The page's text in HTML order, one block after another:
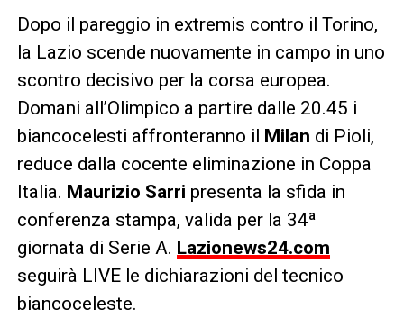
Dopo il pareggio in extremis contro il Torino,
la Lazio scende nuovamente in campo in uno
scontro decisivo per la corsa europea.
Domani all’Olimpico a partire dalle 20.45 i
biancocelesti affronteranno il Milan di Pioli,
reduce dalla cocente eliminazione in Coppa
Italia. Maurizio Sarri presenta la sfida in
conferenza stampa, valida per la 34ª
giornata di Serie A. Lazionews24.com
seguirà LIVE le dichiarazioni del tecnico
biancoceleste.